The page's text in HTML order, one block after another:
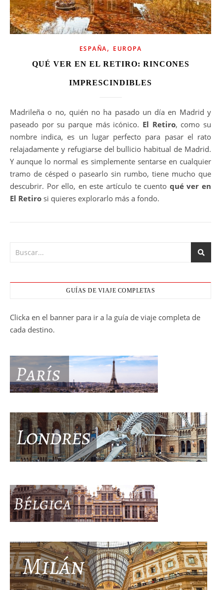
ESPAÑA, EUROPA
QUÉ VER EN EL RETIRO: RINCONES
IMPRESCINDIBLES
Madrileña o no, quién no ha pasado un día en Madrid y
paseado por su parque más icónico. El Retiro, como su
nombre indica, es un lugar perfecto para pasar el rato
relajadamente y refugiarse del bullicio habitual de Madrid.
Y aunque lo normal es simplemente sentarse en cualquier
tramo de césped o pasearlo sin rumbo, tiene mucho que
descubrir. Por ello, en este artículo te cuento qué ver en
El Retiro si quieres explorarlo más a fondo.
GUÍAS DE VIAJE COMPLETAS
Clicka en el banner para ir a la guía de viaje completa de
cada destino.